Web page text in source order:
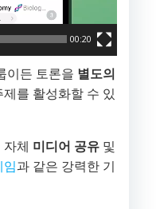
00:20
이든 토론을 별도의
를 활성화할 수 있
체 미디어 공유 및
임과 같은 강력한 기